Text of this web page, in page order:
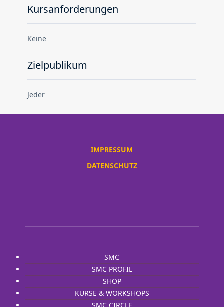
Kursanforderungen
Keine
Zielpublikum
Jeder
IMPRESSUM
DATENSCHUTZ
SMC
SMC TOOLS
Unsere Experten
SMC PROFIL
LEHRER LOGIN
SHOP
SHOP NACH KATEGORIE
KURSE & WORKSHOPS